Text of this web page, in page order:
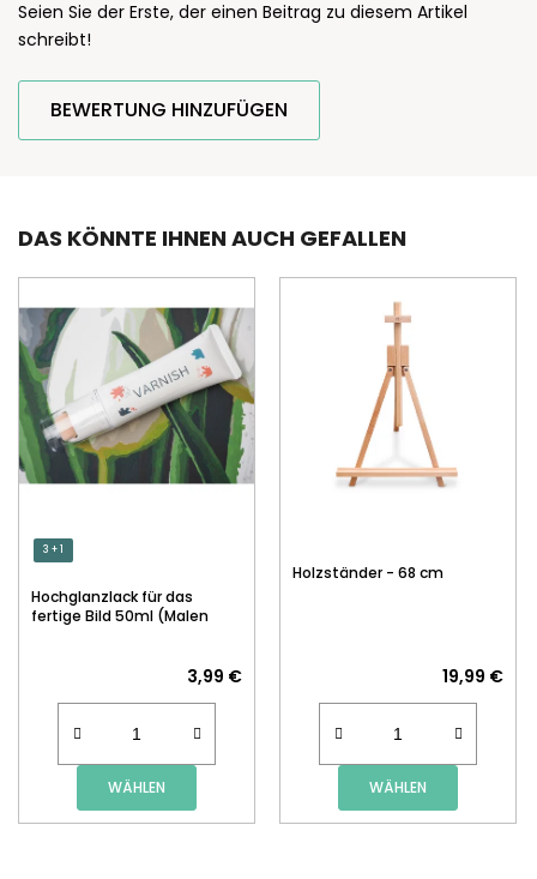
Seien Sie der Erste, der einen Beitrag zu diesem Artikel
schreibt!
BEWERTUNG HINZUFÜGEN
DAS KÖNNTE IHNEN AUCH GEFALLEN
3 + 1
Hochglanzlack für das
fertige Bild 50ml (Malen
3,99 €
WÄHLEN
Holzständer - 68 cm
19,99 €
WÄHLEN